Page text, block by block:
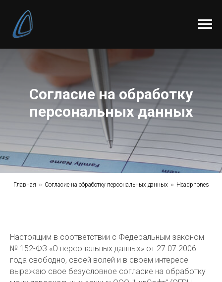
Согласие на обработку
персональных данных
Главная » Согласие на обработку персональных данных » Headphones
Настоящим в соответствии с Федеральным законом
№ 152-ФЗ «О персональных данных» от 27.07.2006
года свободно, своей волей и в своем интересе
выражаю свое безусловное согласие на обработку